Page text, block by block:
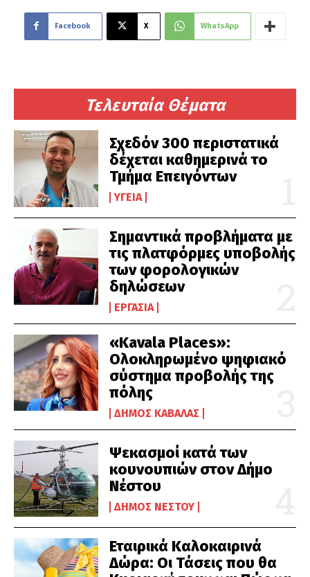
Τελευταία Θέματα
Σχεδόν 300 περιστατικά
δέχεται καθημερινά το
Τμήμα Επειγόντων
ΥΓΕΊΑ
Σημαντικά προβλήματα με
τις πλατφόρμες υποβολής
των φορολογικών
δηλώσεων
ΕΡΓΑΣΊΑ
«Kavala Places»:
Ολοκληρωμένο ψηφιακό
σύστημα προβολής της
πόλης
ΔΉΜΟΣ ΚΑΒΆΛΑΣ
Ψεκασμοί κατά των
κουνουπιών στον Δήμο
Νέστου
ΔΉΜΟΣ ΝΈΣΤΟΥ
Εταιρικά Καλοκαιρινά
Δώρα: Οι Τάσεις που θα
Facebook X WhatsApp